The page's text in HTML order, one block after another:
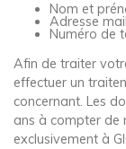
Nom et
Adresse mail
Numéro de
Afin de traiter
effectuer un
concernant. Les
ans à compter de
exclusivement à